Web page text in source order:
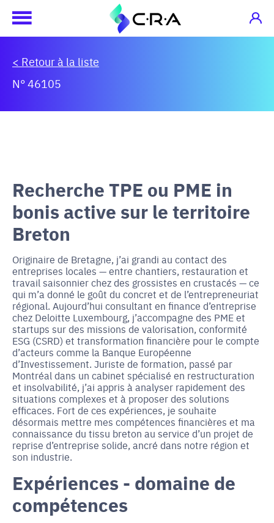
< Retour à la liste
N° 46105
Recherche TPE ou PME in
bonis active sur le territoire
Breton
Originaire de Bretagne, j’ai grandi au contact des
entreprises locales — entre chantiers, restauration et
travail saisonnier chez des grossistes en crustacés — ce
qui m’a donné le goût du concret et de l’entrepreneuriat
régional. Aujourd’hui consultant en finance d’entreprise
chez Deloitte Luxembourg, j’accompagne des PME et
startups sur des missions de valorisation, conformité
ESG (CSRD) et transformation financière pour le compte
d’acteurs comme la Banque Européenne
d’Investissement. Juriste de formation, passé par
Montréal dans un cabinet spécialisé en restructuration
et insolvabilité, j’ai appris à analyser rapidement des
situations complexes et à proposer des solutions
efficaces. Fort de ces expériences, je souhaite
désormais mettre mes compétences financières et ma
connaissance du tissu breton au service d’un projet de
reprise d’entreprise solide, ancré dans notre région et
son industrie.
Expériences - domaine de
compétences